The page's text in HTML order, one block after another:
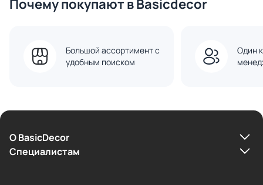
Почему покупают в Basicdecor
Большой ассортимент с
удобным поиском
Один
О BasicDecor
Cпециалистам